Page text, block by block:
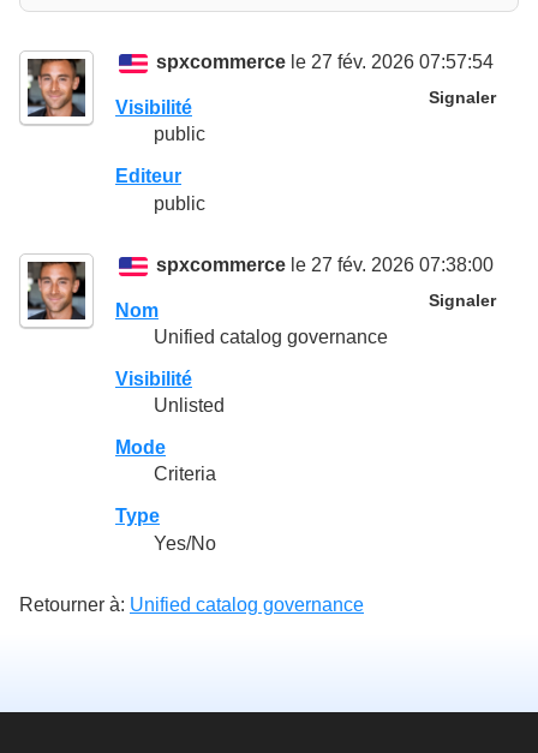
spxcommerce le 27 fév. 2026 07:57:54
Signaler
Visibilité
public
Editeur
public
spxcommerce le 27 fév. 2026 07:38:00
Signaler
Nom
Unified catalog governance
Visibilité
Unlisted
Mode
Criteria
Type
Yes/No
Retourner à: Unified catalog governance